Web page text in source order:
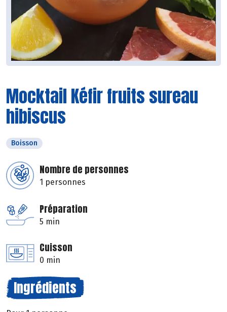
Mocktail Kéfir fruits sureau
hibiscus
Boisson
Nombre de personnes
1 personnes
Préparation
5 min
Cuisson
0 min
Ingrédients